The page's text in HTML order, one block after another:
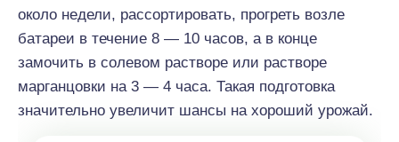
около недели, рассортировать, прогреть возле
батареи в течение 8 ― 10 часов, а в конце
замочить в солевом растворе или растворе
марганцовки на 3 ― 4 часа. Такая подготовка
значительно увеличит шансы на хороший урожай.